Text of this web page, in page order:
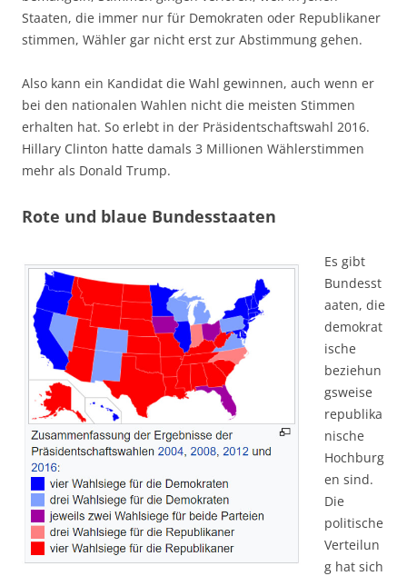
Staaten, die immer nur für Demokraten oder Republikaner
stimmen, Wähler gar nicht erst zur Abstimmung gehen.
Also kann ein Kandidat die Wahl gewinnen, auch wenn er
bei den nationalen Wahlen nicht die meisten Stimmen
erhalten hat. So erlebt in der Präsidentschaftswahl 2016.
Hillary Clinton hatte damals 3 Millionen Wählerstimmen
mehr als Donald Trump.
Rote und blaue Bundesstaaten
Es gibt
Bundesst
aaten, die
demokrat
ische
beziehun
gsweise
republika
nische
Hochburg
en sind.
Die
politische
Verteilun
g hat sich